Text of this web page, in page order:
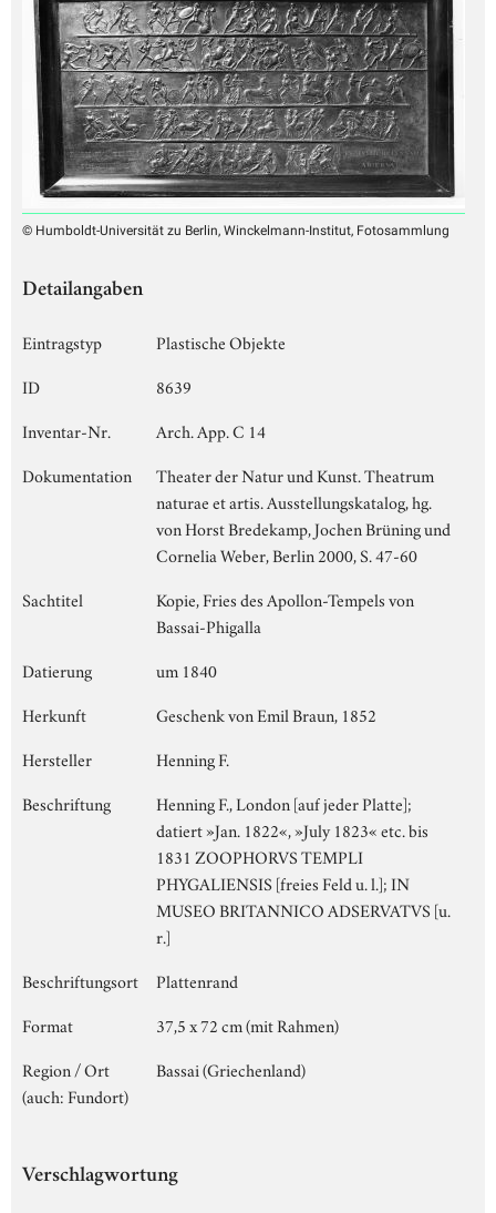
© Humboldt-Universität zu Berlin, Winckelmann-Institut, Fotosammlung
Detailangaben
Eintragstyp
Plastische Objekte
ID
8639
Inventar-Nr.
Arch. App. C 14
Dokumentation
Theater der Natur und Kunst. Theatrum
naturae et artis. Ausstellungskatalog, hg.
von Horst Bredekamp, Jochen Brüning und
Cornelia Weber, Berlin 2000, S. 47-60
Sachtitel
Kopie, Fries des Apollon-Tempels von
Bassai-Phigalla
Datierung
um 1840
Herkunft
Geschenk von Emil Braun, 1852
Hersteller
Henning F.
Beschriftung
Henning F., London [auf jeder Platte];
datiert »Jan. 1822«, »July 1823« etc. bis
1831 ZOOPHORVS TEMPLI
PHYGALIENSIS [freies Feld u. l.]; IN
MUSEO BRITANNICO ADSERVATVS [u.
r.]
Beschriftungsort
Plattenrand
Format
37,5 x 72 cm (mit Rahmen)
Region / Ort
(auch: Fundort)
Bassai (Griechenland)
Verschlagwortung